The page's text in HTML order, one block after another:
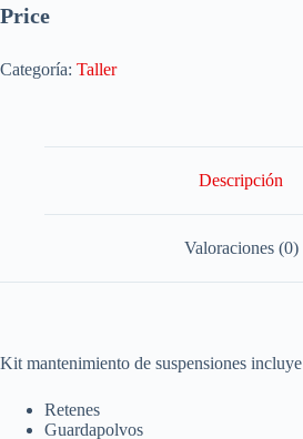
Price
Categoría: Taller
Descripción
Valoraciones (0)
Kit mantenimiento de suspensiones incluye
Retenes
Guardapolvos